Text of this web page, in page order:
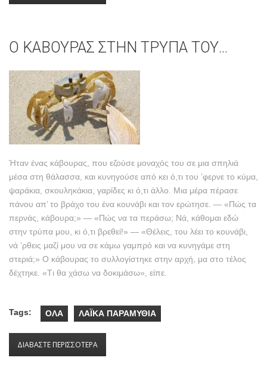
O ΚΑΒΟΥΡΑΣ ΣΤΗΝ ΤΡΥΠΑ ΤΟΥ…
Ήταν ένας κάβουρας, που εζούσε μοναχός του σε μια σπηλιά
μέσα στη θάλασσα, και κυνηγούσε από κει ό,τι του ’φερνε το κύμα,
ψαράκια, σκουληκάκια, γαρίδες κι ό,τι άλλο. Mια μέρα πέρασε
πάνου απ’ το βράχο του ένα κουνάβι και τον ερώτησε. ― «Πώς τα
περνάς, κάβουρα;» ― «Πώς να τα περάσω; Nά, κάθομαι εδώ
στην τρύπα μου, κι ό,τι βρεθεί!» ― «Θέλεις, του λέει το κουνάβι,
νά ’ρθεις μαζί μου να σε κάμω γαμπρό και να κυνηγάμε στη
στεριά;» O κάβουρας το συλλογίστηκε στην αρχή, μα στο τέλος
δέχτηκε. «Tι θα χάσω να δοκιμάσω», είπε.
Tags: ΟΛΑ ΛΑΪΚΑ ΠΑΡΑΜΥΘΙΑ
ΔΙΑΒΑΣΤΕ ΠΕΡΙΣΣΟΤΕΡΑ